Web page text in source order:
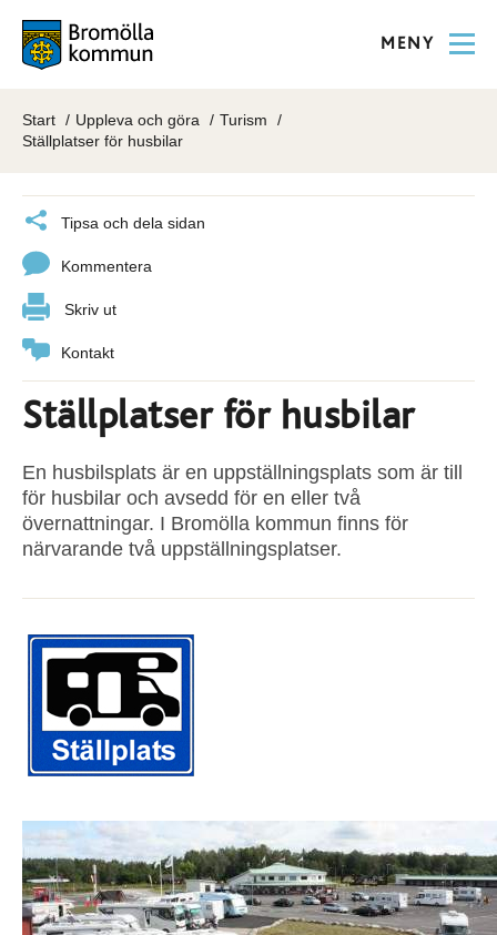
MENY
Start Uppleva och göra
Turism
Ställplatser för husbilar
Tipsa och dela sidan
Kommentera
Skriv ut
Kontakt
Ställplatser för husbilar
En husbilsplats är en uppställningsplats som är till
för husbilar och avsedd för en eller två
övernattningar. I Bromölla kommun finns för
närvarande två uppställningsplatser.